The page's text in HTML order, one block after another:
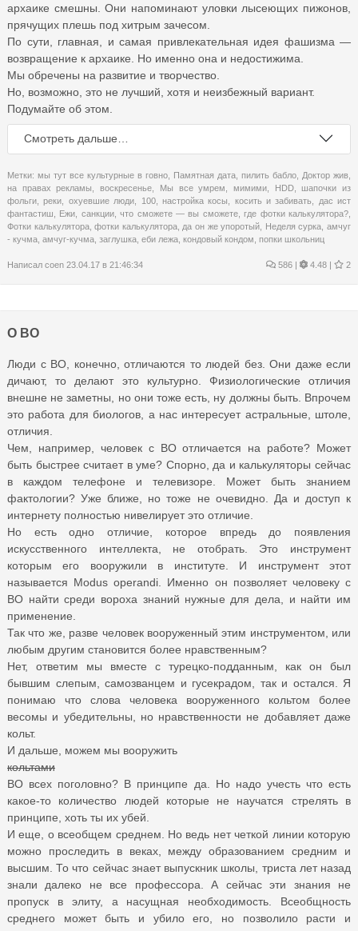
архаике смешны. Они напоминают уловки лысеющих пижонов,
прячущих плешь под хитрым зачесом.
По сути, главная, и самая привлекательная идея фашизма —
возвращение к архаике. Но именно она и недостижима.
Мы обречены на развитие и творчество.
Но, возможно, это не лучший, хотя и неизбежный вариант.
Подумайте об этом.
Смотреть дальше…
Метки: мы тут все культурные в говно Памятная дата пилить бабло Доктор жив
на правах рекламы
,воскресенье Мы все умрем мимими, HDD,шапочки из
фольги ,реки охуевшие люди 100, настройка косы косить и забивать
дас ист
фантастиш
Ежи санкции,что сможете — вы сможете,где фотки калькулятора?
Фотки калькулятора,фотки калькулятора, да он же упоротый Неделя сурка ,амчуг
- кучма амчуг-кучма заглушка еби лежа кондовый кондом попки школьниц
Написал coen 23.04.17 в 21:46:34 586 | 4.48 | 2
О ВО
Люди с ВО, конечно, отличаются то людей без. Они даже если
дичают, то делают это культурно. Физиологические отличия
внешне не заметны, но они тоже есть, ну должны быть. Впрочем
это работа для биологов, а нас интересует астральные, штоле,
отличия.
Чем, например, человек с ВО отличается на работе? Может
быть быстрее считает в уме? Спорно, да и калькуляторы сейчас
в каждом телефоне и телевизоре. Может быть знанием
фактологии? Уже ближе, но тоже не очевидно. Да и доступ к
интернету полностью нивелирует это отличие.
Но есть одно отличие, которое впредь до появления
искусственного интеллекта, не отобрать. Это инструмент
которым его вооружили в институте. И инструмент этот
называется Modus operandi. Именно он позволяет человеку с
ВО найти среди вороха знаний нужные для дела, и найти им
применение.
Так что же, разве человек вооруженный этим инструментом, или
любым другим становится более нравственным?
Нет, ответим мы вместе с турецко-подданным, как он был
бывшим слепым, самозванцем и гусекрадом, так и остался. Я
понимаю что слова человека вооруженного кольтом более
весомы и убедительны, но нравственности не добавляет даже
кольт.
И дальше, можем мы вооружить
кольтами
ВО всех поголовно? В принципе да. Но надо учесть что есть
какое-то количество людей которые не научатся стрелять в
принципе, хоть ты их убей.
И еще, о всеобщем среднем. Но ведь нет четкой линии которую
можно проследить в веках, между образованием средним и
высшим. То что сейчас знает выпускник школы, триста лет назад
знали далеко не все профессора. А сейчас эти знания не
пропуск в элиту, а насущная необходимость. Всеобщность
среднего может быть и убило его, но позволило расти и